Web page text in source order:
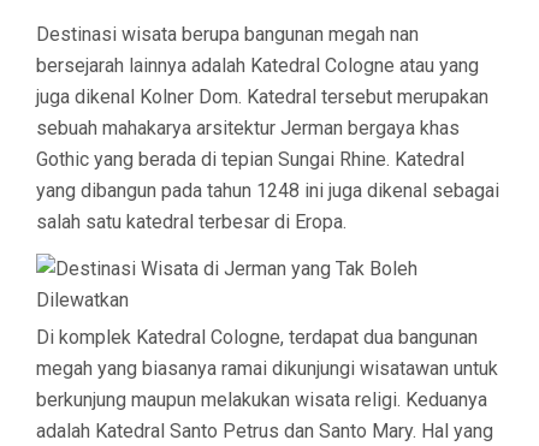
Destinasi wisata berupa bangunan megah nan
bersejarah lainnya adalah Katedral Cologne atau yang
juga dikenal Kolner Dom. Katedral tersebut merupakan
sebuah mahakarya arsitektur Jerman bergaya khas
Gothic yang berada di tepian Sungai Rhine. Katedral
yang dibangun pada tahun 1248 ini juga dikenal sebagai
salah satu katedral terbesar di Eropa.
Di komplek Katedral Cologne, terdapat dua bangunan
megah yang biasanya ramai dikunjungi wisatawan untuk
berkunjung maupun melakukan wisata religi. Keduanya
adalah Katedral Santo Petrus dan Santo Mary. Hal yang